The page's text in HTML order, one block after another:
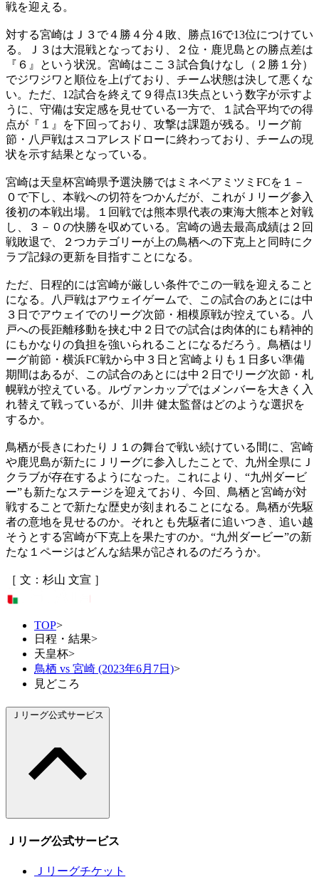
戦を迎える。
対する宮崎はＪ３で４勝４分４敗、勝点16で13位につけてい
る。Ｊ３は大混戦となっており、２位・鹿児島との勝点差は
『６』という状況。宮崎はここ３試合負けなし（２勝１分）
でジワジワと順位を上げており、チーム状態は決して悪くな
い。ただ、12試合を終えて９得点13失点という数字が示すよ
うに、守備は安定感を見せている一方で、１試合平均での得
点が『１』を下回っており、攻撃は課題が残る。リーグ前
節・八戸戦はスコアレスドローに終わっており、チームの現
状を示す結果となっている。
宮崎は天皇杯宮崎県予選決勝ではミネベアミツミFCを１－
０で下し、本戦への切符をつかんだが、これがＪリーグ参入
後初の本戦出場。１回戦では熊本県代表の東海大熊本と対戦
し、３－０の快勝を収めている。宮崎の過去最高成績は２回
戦敗退で、２つカテゴリーが上の鳥栖への下克上と同時にク
ラブ記録の更新を目指すことになる。
ただ、日程的には宮崎が厳しい条件でこの一戦を迎えること
になる。八戸戦はアウェイゲームで、この試合のあとには中
３日でアウェイでのリーグ次節・相模原戦が控えている。八
戸への長距離移動を挟む中２日での試合は肉体的にも精神的
にもかなりの負担を強いられることになるだろう。鳥栖はリ
ーグ前節・横浜FC戦から中３日と宮崎よりも１日多い準備
期間はあるが、この試合のあとには中２日でリーグ次節・札
幌戦が控えている。ルヴァンカップではメンバーを大きく入
れ替えて戦っているが、川井 健太監督はどのような選択を
するか。
鳥栖が長きにわたりＪ１の舞台で戦い続けている間に、宮崎
や鹿児島が新たにＪリーグに参入したことで、九州全県にＪ
クラブが存在するようになった。これにより、“九州ダービ
ー”も新たなステージを迎えており、今回、鳥栖と宮崎が対
戦することで新たな歴史が刻まれることになる。鳥栖が先駆
者の意地を見せるのか。それとも先駆者に追いつき、追い越
そうとする宮崎が下克上を果たすのか。“九州ダービー”の新
たな１ページはどんな結果が記されるのだろうか。
［ 文：杉山 文宣 ］
TOP>
日程・結果>
天皇杯>
鳥栖 vs 宮崎 (2023年6月7日)>
見どころ
Ｊリーグ公式サービス
Ｊリーグ公式サービス
Ｊリーグチケット